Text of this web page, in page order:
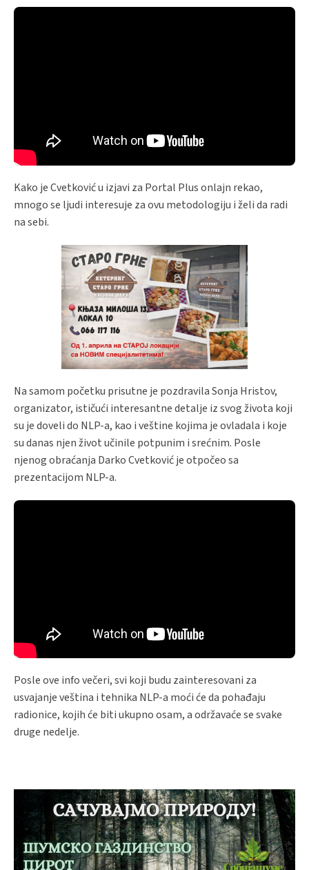
Kako je Cvetković u izjavi za Portal Plus onlajn rekao,
mnogo se ljudi interesuje za ovu metodologiju i želi da radi
na sebi.
Na samom početku prisutne je pozdravila Sonja Hristov,
organizator, ističući interesantne detalje iz svog života koji
su je doveli do NLP-a, kao i veštine kojima je ovladala i koje
su danas njen život učinile potpunim i srećnim. Posle
njenog obraćanja Darko Cvetković je otpočeo sa
prezentacijom NLP-a.
Posle ove info večeri, svi koji budu zainteresovani za
usvajanje veština i tehnika NLP-a moći će da pohađaju
radionice, kojih će biti ukupno osam, a održavaće se svake
druge nedelje.